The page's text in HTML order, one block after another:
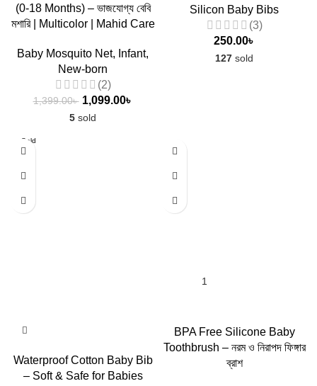
(0-18 Months) – ভাজযোগ্য বেবি
মশারি | Multicolor | Mahid Care
Baby Mosquito Net, Infant,
New-born
(2)
1,399.00৳ 1,099.00৳
5 sold
Silicon Baby Bibs
(3)
250.00৳
127 sold
Sold
Waterproof Cotton Baby Bib
– Soft & Safe for Babies
BPA Free Silicone Baby
Toothbrush – নরম ও নিরাপদ ফিঙ্গার
ব্রাশ